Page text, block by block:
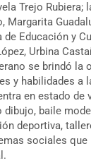
Trejo Rubiera;
Margarita
de Educación y
Urbina
se brindó la
y habilidades a
en estado de
baile
deportiva,
sociales que